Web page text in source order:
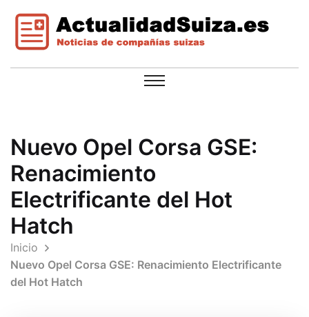
Nuevo Opel Corsa GSE:
Renacimiento
Electrificante del Hot
Hatch
Inicio
Nuevo Opel Corsa GSE: Renacimiento Electrificante
del Hot Hatch